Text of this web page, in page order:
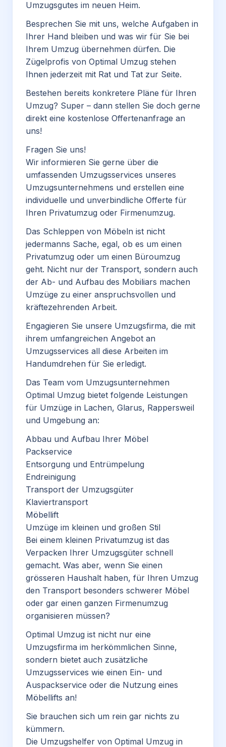
Umzugsgutes im neuen Heim.
Besprechen Sie mit uns, welche Aufgaben in
Ihrer Hand bleiben und was wir für Sie bei
Ihrem Umzug übernehmen dürfen. Die
Zügelprofis von Optimal Umzug stehen
Ihnen jederzeit mit Rat und Tat zur Seite.
Bestehen bereits konkretere Pläne für Ihren
Umzug? Super – dann stellen Sie doch gerne
direkt eine kostenlose Offertenanfrage an
uns!
Fragen Sie uns!
Wir informieren Sie gerne über die
umfassenden Umzugsservices unseres
Umzugsunternehmens und erstellen eine
individuelle und unverbindliche Offerte für
Ihren Privatumzug oder Firmenumzug.
Das Schleppen von Möbeln ist nicht
jedermanns Sache, egal, ob es um einen
Privatumzug oder um einen Büroumzug
geht. Nicht nur der Transport, sondern auch
der Ab- und Aufbau des Mobiliars machen
Umzüge zu einer anspruchsvollen und
kräftezehrenden Arbeit.
Engagieren Sie unsere Umzugsfirma, die mit
ihrem umfangreichen Angebot an
Umzugsservices all diese Arbeiten im
Handumdrehen für Sie erledigt.
Das Team vom Umzugsunternehmen
Optimal Umzug bietet folgende Leistungen
für Umzüge in Lachen, Glarus, Rappersweil
und Umgebung an:
Abbau und Aufbau Ihrer Möbel
Packservice
Entsorgung und Entrümpelung
Endreinigung
Transport der Umzugsgüter
Klaviertransport
Möbellift
Umzüge im kleinen und großen Stil
Bei einem kleinen Privatumzug ist das
Verpacken Ihrer Umzugsgüter schnell
gemacht. Was aber, wenn Sie einen
grösseren Haushalt haben, für Ihren Umzug
den Transport besonders schwerer Möbel
oder gar einen ganzen Firmenumzug
organisieren müssen?
Optimal Umzug ist nicht nur eine
Umzugsfirma im herkömmlichen Sinne,
sondern bietet auch zusätzliche
Umzugsservices wie einen Ein- und
Auspackservice oder die Nutzung eines
Möbellifts an!
Sie brauchen sich um rein gar nichts zu
kümmern.
Die Umzugshelfer von Optimal Umzug in